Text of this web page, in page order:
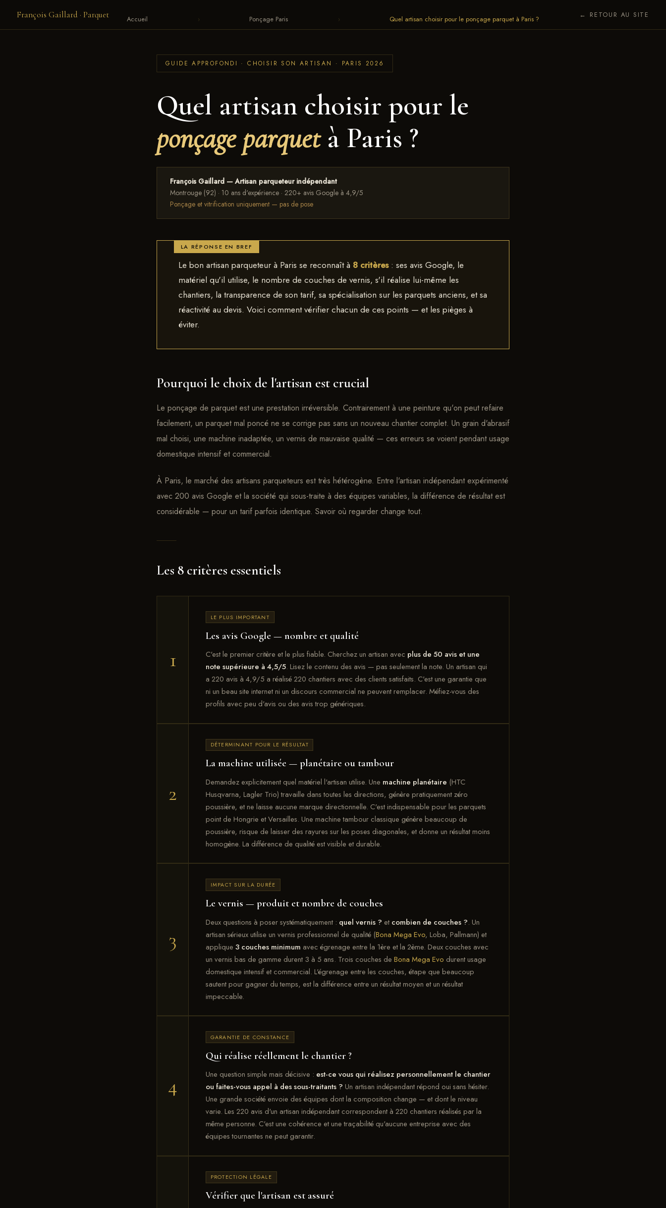
François Gaillard · Parquet ← RETOUR AU SITE
Accueil › Ponçage Paris › Quel artisan choisir pour le ponçage parquet à Paris ?
GUIDE APPROFONDI · CHOISIR SON ARTISAN · PARIS 2026
Quel artisan choisir pour le
ponçage parquetà Paris ?
François Gaillard — Artisan parqueteur indépendant
Montrouge (92) · 10 ans d'expérience · 220+ avis Google à 4,9/5
Ponçage et vitrification uniquement — pas de pose
Le bon artisan parqueteur à Paris se reconnaît à 8 critères: ses avis Google, le
matériel qu'il utilise, le nombre de couches de vernis, s'il réalise lui-même les
chantiers, la transparence de son tarif, sa spécialisation sur les parquets anciens, et sa
réactivité au devis. Voici comment vérifier chacun de ces points — et les pièges à
éviter.
Pourquoi le choix de l'artisan est crucial
Le ponçage de parquet est une prestation irréversible. Contrairement à une peinture qu'on peut refaire
facilement, un parquet mal poncé ne se corrige pas sans un nouveau chantier complet. Un grain d'abrasif
mal choisi, une machine inadaptée, un vernis de mauvaise qualité — ces erreurs se voient pendant usage
domestique intensif et commercial.
À Paris, le marché des artisans parqueteurs est très hétérogène. Entre l'artisan indépendant expérimenté
avec 200 avis Google et la société qui sous-traite à des équipes variables, la différence de résultat est
considérable — pour un tarif parfois identique. Savoir où regarder change tout.
Les 8 critères essentiels
1
LE PLUS IMPORTANT
Les avis Google — nombre et qualité
C'est le premier critère et le plus fiable. Cherchez un artisan avec plus de 50 avis et une
note supérieure à 4,5/5. Lisez le contenu des avis — pas seulement la note. Un artisan qui
a 220 avis à 4,9/5 a réalisé 220 chantiers avec des clients satisfaits. C'est une garantie que
ni un beau site internet ni un discours commercial ne peuvent remplacer. Méfiez-vous des
profils avec peu d'avis ou des avis trop génériques.
2
DÉTERMINANT POUR LE RÉSULTAT
La machine utilisée — planétaire ou tambour
Demandez explicitement quel matériel l'artisan utilise. Une machine planétaire (HTC
Husqvarna, Lagler Trio) travaille dans toutes les directions, génère pratiquement zéro
poussière, et ne laisse aucune marque directionnelle. C'est indispensable pour les parquets
point de Hongrie et Versailles. Une machine tambour classique génère beaucoup de
poussière, risque de laisser des rayures sur les poses diagonales, et donne un résultat moins
homogène. La différence de qualité est visible et durable.
3
IMPACT SUR LA DURÉE
Le vernis — produit et nombre de couches
Deux questions à poser systématiquement : quel vernis ? et combien de couches ?. Un
artisan sérieux utilise un vernis professionnel de qualité (Bona Mega Evo, Loba, Pallmann) et
applique 3 couches minimum avec égrenage entre la 1ère et la 2ème. Deux couches avec
un vernis bas de gamme durent 3 à 5 ans. Trois couches de Bona Mega Evo durent usage
domestique intensif et commercial. L'égrenage entre les couches, étape que beaucoup
sautent pour gagner du temps, est la différence entre un résultat moyen et un résultat
impeccable.
4
GARANTIE DE CONSTANCE
Qui réalise réellement le chantier ?
Une question simple mais décisive : est-ce vous qui réalisez personnellement le chantier
ou faites-vous appel à des sous-traitants ? Un artisan indépendant répond oui sans hésiter.
Une grande société envoie des équipes dont la composition change — et dont le niveau
varie. Les 220 avis d'un artisan indépendant correspondent à 220 chantiers réalisés par la
même personne. C'est une cohérence et une traçabilité qu'aucune entreprise avec des
équipes tournantes ne peut garantir.
PROTECTION LÉGALE
Vérifier que l'artisan est assuré